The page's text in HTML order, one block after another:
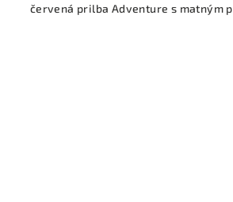
červená prilba Adventure s matným